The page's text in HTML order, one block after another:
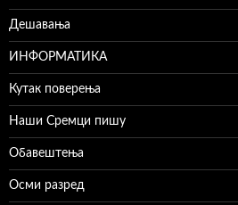
Дешавања
ИНФОРМАТИКА
Кутак поверења
Наши Сремци пишу
Обавештења
Осми разред